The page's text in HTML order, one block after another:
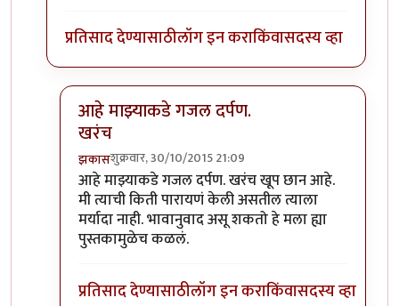
प्रतिसाद देण्यासाठीलॉग इन कराकिंवासदस्य व्हा
आहे माझ्याकडे गजल दर्पण.
खरंच
झकासशुक्रवार, 30/10/2015 21:09
In reply toधन्यवाद...byमाधुरी विनायक
आहे माझ्याकडे गजल दर्पण. खरंच खूप छान आहे.
मी त्याची किती पारायणं केली असतील त्याला
मर्यादा नाही. भावानुवाद असू शकतो हे मला ह्या
पुस्तकामुळेच कळलं.
प्रतिसाद देण्यासाठीलॉग इन कराकिंवासदस्य व्हा